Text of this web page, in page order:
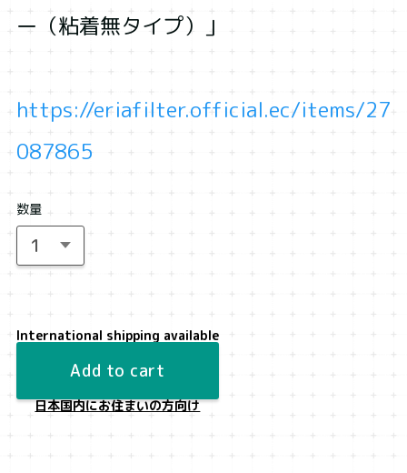
ー（粘着無タイプ）」
https://eriafilter.official.ec/items/27
087865
数量
International shipping available
Add to cart
日本国内にお住まいの方向け